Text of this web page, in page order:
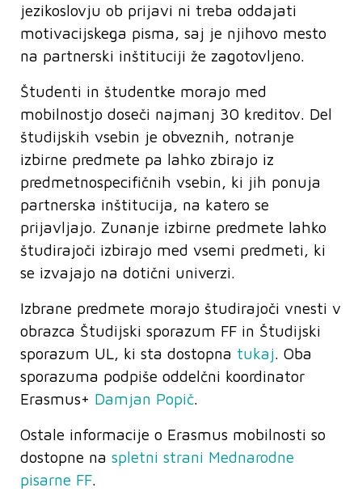
jezikoslovju ob prijavi ni treba oddajati
motivacijskega pisma, saj je njihovo mesto
na partnerski inštituciji že zagotovljeno.
Študenti in študentke morajo med
mobilnostjo doseči najmanj 30 kreditov. Del
študijskih vsebin je obveznih, notranje
izbirne predmete pa lahko zbirajo iz
predmetnospecifičnih vsebin, ki jih ponuja
partnerska inštitucija, na katero se
prijavljajo. Zunanje izbirne predmete lahko
študirajoči izbirajo med vsemi predmeti, ki
se izvajajo na dotični univerzi.
Izbrane predmete morajo študirajoči vnesti v
obrazca Študijski sporazum FF in Študijski
sporazum UL, ki sta dostopna tukaj. Oba
sporazuma podpiše oddelčni koordinator
Erasmus+ Damjan Popič.
Ostale informacije o Erasmus mobilnosti so
dostopne na spletni strani Mednarodne
pisarne FF.